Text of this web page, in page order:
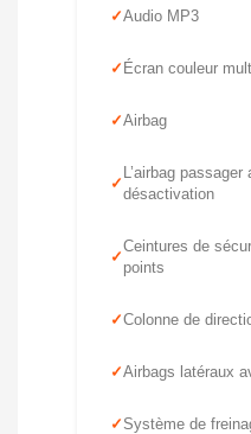
Audio MP3
Écran couleur
Airbag
L’airbag
désactivation
Ceintures de
points
Colonne de
Airbags latéraux
Système de